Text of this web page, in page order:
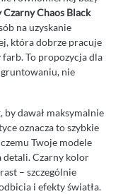
Chaos Black
na uzyskanie
która dobrze pracuje
To propozycja dla
gruntowaniu, nie
by dawał maksymalnie
oznacza to szybkie
Twoje modele
detali. Czarny kolor
– szczególnie
i efekty światła.